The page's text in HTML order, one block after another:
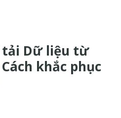
tải Dữ liệu từ
khắc phục